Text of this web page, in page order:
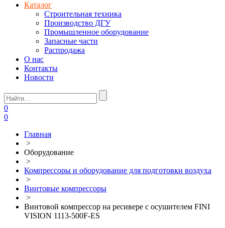
Каталог
Строительная техника
Производство ДГУ
Промышленное оборудование
Запасные части
Распродажа
О нас
Контакты
Новости
0
0
Главная
>
Оборудование
>
Компрессоры и оборудование для подготовки воздуха
>
Винтовые компрессоры
>
Винтовой компрессор на ресивере с осушителем FINI
VISION 1113-500F-ES